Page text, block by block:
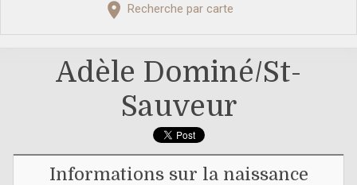
Recherche par carte
Adèle Dominé/st-
Sauveur
Informations sur la naissance